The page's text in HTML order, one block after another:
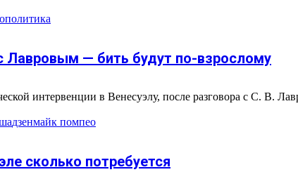
Лавровым — бить будут по-взрослому
интервенции в Венесуэлу, после разговора с С. В.
дзенмайк помпео
сколько потребуется